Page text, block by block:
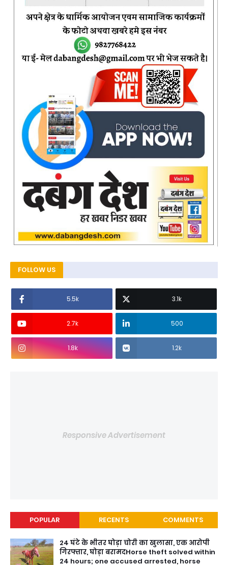
FOLLOW US
5.5k 3.1k
2.7k 500
1.8k 1.2k
Responsive Advertisement
POPULAR RECENTS COMMENTS
24 घंटे के भीतर घोड़ा चोरी का खुलासा, एक आरोपी
गिरफ्तार, घोड़ा बरामदHorse theft solved within
24 hours; one accused arrested, horse